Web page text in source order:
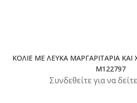
ΚΟΛΙΈ ΜΕ ΛΕΥΚΆ ΜΑΡΓΑΡΙΤΆΡΙΑ ΚΑΙ
M122797
Συνδεθείτε για να